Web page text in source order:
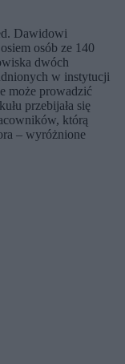
Dawidowi
osób ze 140
dwóch
w instytucji
może prowadzić
przebijała się
którą
– wyróżnione